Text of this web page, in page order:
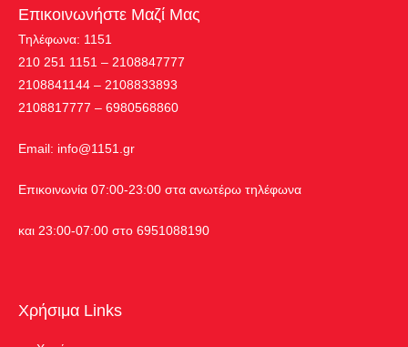
Επικοινωνήστε Μαζί Μας
Τηλέφωνα: 1151
210 251 1151 – 2108847777
2108841144 – 2108833893
2108817777 – 6980568860
Εmail: info@1151.gr
Επικοινωνία 07:00-23:00 στα ανωτέρω τηλέφωνα
και 23:00-07:00 στο 6951088190
Χρήσιμα Links